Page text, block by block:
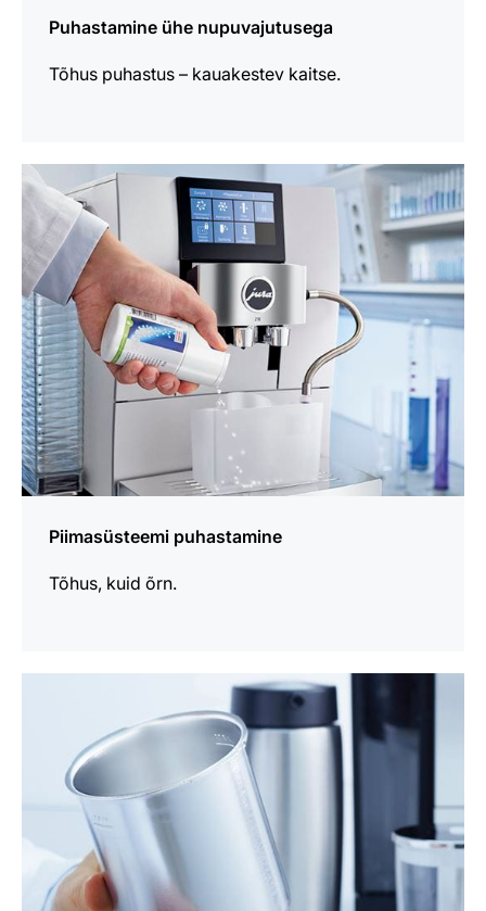
Puhastamine ühe nupuvajutusega
Tõhus puhastus – kauakestev kaitse.
Piimasüsteemi puhastamine
Tõhus, kuid õrn.
loe
lähemalt